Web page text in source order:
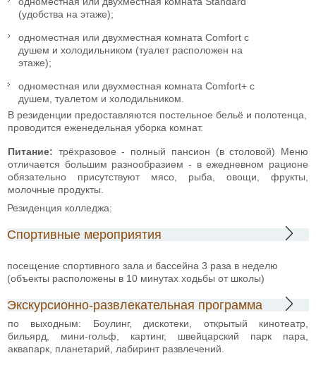
(удобства на этаже);
одноместная или двухместная комната Comfort с
душем и холодильником (туалет расположен на
этаже);
одноместная или двухместная комната Comfort+ с
душем, туалетом и холодильником.
В резиденции предоставляются постельное бельё и полотенца,
проводится еженедельная уборка комнат.
Питание: трёхразовое - полный пансион (в столовой) Меню
отличается большим разнообразием - в ежедневном рационе
обязательно присутствуют мясо, рыба, овощи, фрукты,
молочные продукты.
Резиденция колледжа:
Спортивные мероприятия
посещение спортивного зала и бассейна 3 раза в неделю
(объекты расположены в 10 минутах ходьбы от школы)
Экскурсионно-развлекательная программа
по выходным: Боулинг, дискотеки, открытый кинотеатр,
бильярд, мини-гольф, картинг, швейцарский парк пара,
аквапарк, планетарий, лабиринт развлечений.